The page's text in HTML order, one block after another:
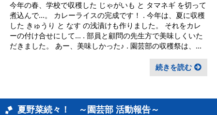
今年の春、学校で収穫した じゃがいも と タマネギ を切って
煮込んで...。 カレーライスの完成です！ . 今年は、夏に収穫
した きゅうり と なす の浅漬けも作りました。 それをカレ
ーの付け合せにして... . 部員と顧問の先生方で美味しくいた
だきました。 あー、美味しかった♪ . 園芸部の収穫祭は、...
続きを読む
夏野菜続々！ ～園芸部 活動報告～